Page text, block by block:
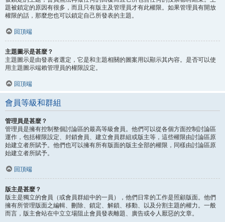
題被鎖定的原因有很多，而且只有版主及管理員才有此權限。如果管理員有開放
權限的話，那麼您也可以鎖定自己所發表的主題。
回頂端
主題圖示是甚麼？
主題圖示是由發表者選定，它是和主題相關的圖案用以顯示其內容。是否可以使
用主題圖示端賴管理員的權限設定。
回頂端
會員等級和群組
管理員是甚麼？
管理員是擁有控制整個討論區的最高等級會員。他們可以從各個方面控制討論區
運作，包括權限設定、封鎖會員、建立會員群組或版主等，這些權限由討論區原
始建立者所賦予。他們也可以擁有所有版面的版主全部的權限，同樣由討論區原
始建立者所賦予。
回頂端
版主是甚麼？
版主是獨立的會員（或會員群組中的一員），他們日常的工作是照顧版面。他們
擁有所管理版面之編輯、刪除、鎖定、解鎖、移動、以及分割主題的權力。一般
而言，版主會站在中立立場阻止會員發表離題、廣告或令人厭惡的文章。